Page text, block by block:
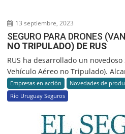
13 septiembre, 2023
SEGURO PARA DRONES
NO TRIPULADO) DE RUS
RUS ha desarrollado un
Vehículo Aéreo no Tripulado).
Empresas en acción
Novedades de
Río Uruguay Seguros